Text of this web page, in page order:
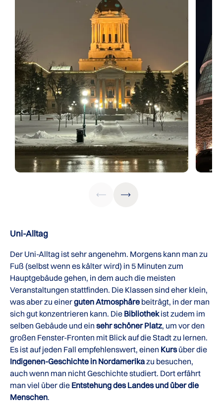
Uni-Alltag
Der Uni-Alltag ist sehr angenehm. Morgens kann man zu
Fuß (selbst wenn es kälter wird) in 5 Minuten zum
Hauptgebäude gehen, in dem auch die meisten
Veranstaltungen stattfinden. Die Klassen sind eher klein,
was aber zu einerguten Atmosphäre beiträgt, in der man
sich gut konzentrieren kann. Die Bibliothekist zudem im
selben Gebäude und ein sehr schöner Platz, um vor den
großen Fenster-Fronten mit Blick auf die Stadt zu lernen.
Es ist auf jeden Fall empfehlenswert, einen Kursüber die
Indigenen-Geschichte in Nordamerikazu besuchen,
auch wenn man nicht Geschichte studiert. Dort erfährt
man viel über die Entstehung des Landes und über die
Menschen.